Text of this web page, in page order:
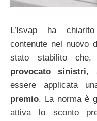
L’Isvap ha
contenute nel nuovo
stato stabilito che,
provocato sinistri,
essere applicata
premio. La norma è
attiva lo sconto